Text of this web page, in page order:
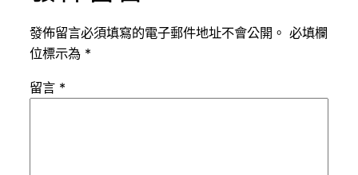
發佈留言必須填寫的電子郵件地址不會公開。 必填欄
位標示為 *
留言 *